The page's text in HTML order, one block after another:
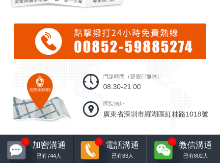
門診時間（節假日無休）
08:30-21:00
医院地址
廣東省深圳市羅湖區紅桂路1018號
加密溝通
已有744 人
5 電話溝通
已有83人
6 微信溝通
已有802人
4